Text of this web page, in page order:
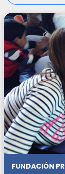
FUNDACIÓN